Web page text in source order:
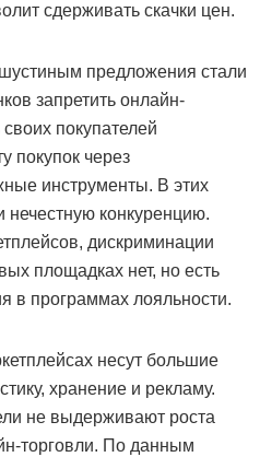
сдерживать скачки цен.
предложения стали
запретить онлайн-
покупателей
покупок через
инструменты. В этих
нечестную конкуренцию.
дискриминации
площадках нет, но есть
в программах лояльности.
несут большие
хранение и рекламу.
не выдерживают роста
торговли. По данным